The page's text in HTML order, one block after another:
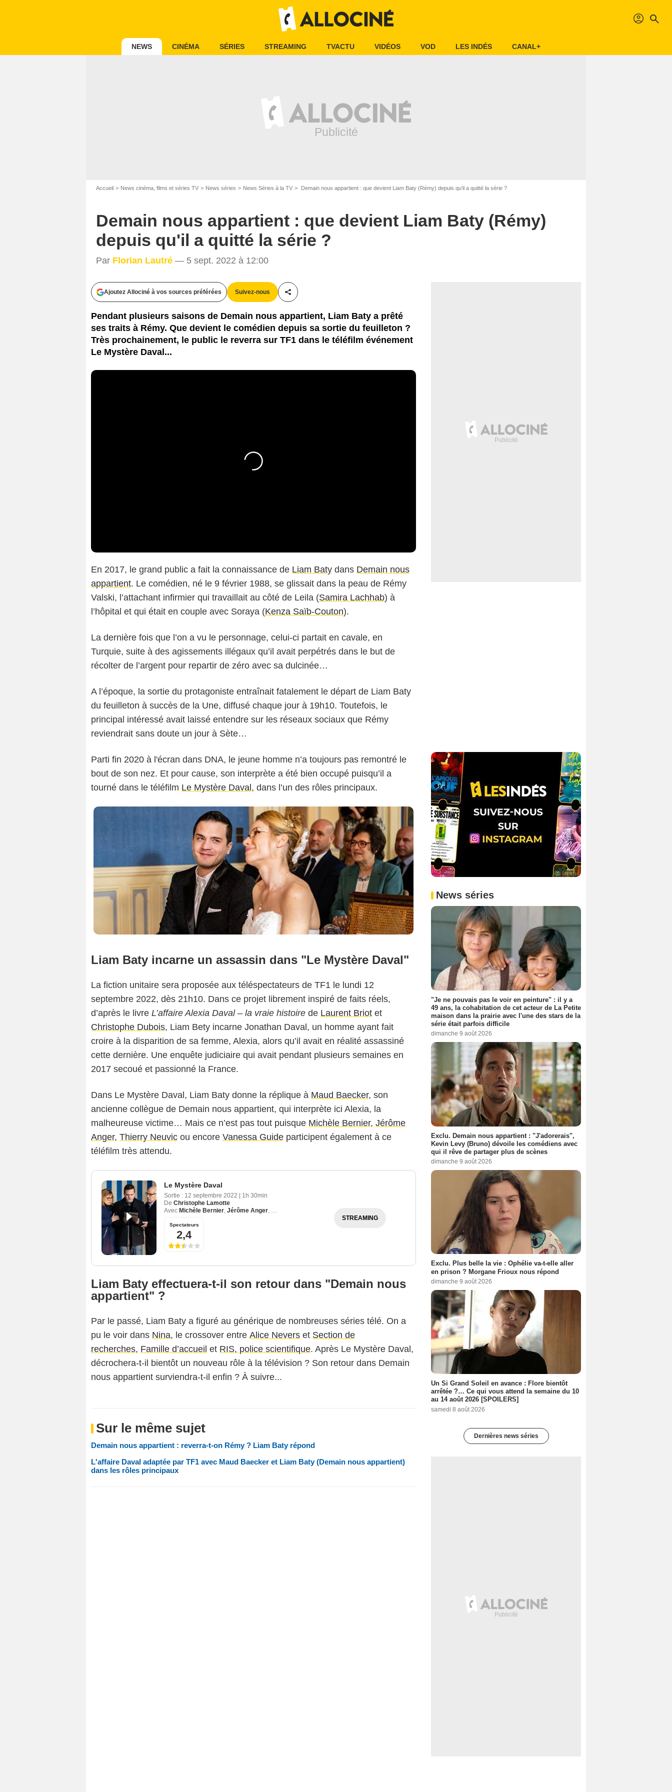
profil search
NEWS CINÉMA SÉRIES STREAMING TVACTU VIDÉOS VOD LES INDÉS CANAL+
Accueil News cinéma, films et séries TV News séries News Séries à la TV Demain nous appartient : que devient Liam Baty (Rémy) depuis qu'il a quitté la série ?
Demain nous appartient : que devient Liam Baty (Rémy)
depuis qu'il a quitté la série ?
Par Florian Lautré — 5 sept. 2022 à 12:00
Ajoutez Allociné à vos sources préférées Suivez-nous
Partager cet article
Pendant plusieurs saisons de Demain nous appartient, Liam Baty a prêté
ses traits à Rémy. Que devient le comédien depuis sa sortie du feuilleton ?
Très prochainement, le public le reverra sur TF1 dans le téléfilm événement
Le Mystère Daval...
En 2017, le grand public a fait la connaissance de Liam Baty dans Demain nous
appartient. Le comédien, né le 9 février 1988, se glissait dans la peau de Rémy
Valski, l’attachant infirmier qui travaillait au côté de Leila (Samira Lachhab) à
l’hôpital et qui était en couple avec Soraya (Kenza Saïb-Couton).
La dernière fois que l’on a vu le personnage, celui-ci partait en cavale, en
Turquie, suite à des agissements illégaux qu’il avait perpétrés dans le but de
récolter de l’argent pour repartir de zéro avec sa dulcinée…
A l’époque, la sortie du protagoniste entraînait fatalement le départ de Liam Baty
du feuilleton à succès de la Une, diffusé chaque jour à 19h10. Toutefois, le
principal intéressé avait laissé entendre sur les réseaux sociaux que Rémy
reviendrait sans doute un jour à Sète…
Parti fin 2020 à l'écran dans DNA, le jeune homme n’a toujours pas remontré le
bout de son nez. Et pour cause, son interprète a été bien occupé puisqu’il a
tourné dans le téléfilm Le Mystère Daval , dans l’un des rôles principaux.
Liam Baty incarne un assassin dans "Le Mystère Daval"
La fiction unitaire sera proposée aux téléspectateurs de TF1 le lundi 12
septembre 2022, dès 21h10. Dans ce projet librement inspiré de faits réels,
d’après le livre L’affaire Alexia Daval – la vraie histoire de Laurent Briot et
Christophe Dubois, Liam Bety incarne Jonathan Daval, un homme ayant fait
croire à la disparition de sa femme, Alexia, alors qu’il avait en réalité assassiné
cette dernière. Une enquête judiciaire qui avait pendant plusieurs semaines en
2017 secoué et passionné la France.
Dans Le Mystère Daval, Liam Baty donne la réplique à Maud Baecker, son
ancienne collègue de Demain nous appartient, qui interprète ici Alexia, la
malheureuse victime… Mais ce n’est pas tout puisque Michèle Bernier, Jérôme
Anger, Thierry Neuvic ou encore Vanessa Guide participent également à ce
téléfilm très attendu.
Le Mystère Daval
Sortie : 12 septembre 2022
1h 30min
De Christophe Lamotte
Avec Michèle Bernier, Jérôme Anger, Thierry Neuvic
Spectateurs
2,4
STREAMING
Liam Baty effectuera-t-il son retour dans "Demain nous
appartient" ?
Par le passé, Liam Baty a figuré au générique de nombreuses séries télé. On a
pu le voir dans Nina, le crossover entre Alice Nevers et Section de
recherches, Famille d’accueil et RIS, police scientifique. Après Le Mystère Daval,
décrochera-t-il bientôt un nouveau rôle à la télévision ? Son retour dans Demain
nous appartient surviendra-t-il enfin ? À suivre...
Sur le même sujet
Demain nous appartient : reverra-t-on Rémy ? Liam Baty répond
L'affaire Daval adaptée par TF1 avec Maud Baecker et Liam Baty (Demain nous appartient)
dans les rôles principaux
News séries
"Je ne pouvais pas le voir en peinture" : il y a
49 ans, la cohabitation de cet acteur de La Petite
maison dans la prairie avec l'une des stars de la
série était parfois difficile
dimanche 9 août 2026
Exclu. Demain nous appartient : "J'adorerais",
Kevin Levy (Bruno) dévoile les comédiens avec
qui il rêve de partager plus de scènes
dimanche 9 août 2026
Exclu. Plus belle la vie : Ophélie va-t-elle aller
en prison ? Morgane Frioux nous répond
dimanche 9 août 2026
Un Si Grand Soleil en avance : Flore bientôt
arrêtée ?… Ce qui vous attend la semaine du 10
au 14 août 2026 [SPOILERS]
samedi 8 août 2026
Dernières news séries